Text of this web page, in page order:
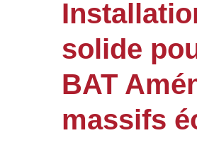
solide
BAT
massifs